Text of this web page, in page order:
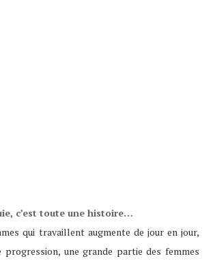
c’est toute une histoire…
qui travaillent augmente de jour en jour,
une grande partie des femmes